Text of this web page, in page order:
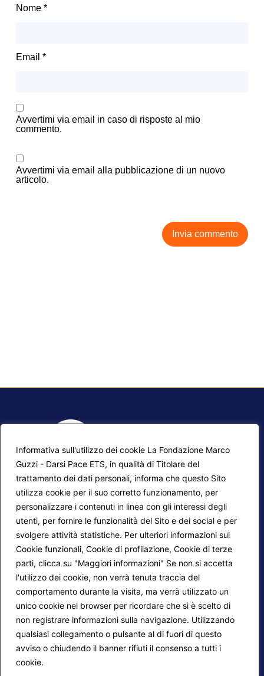
Informativa sull'utilizzo dei cookie La Fondazione Marco
Guzzi - Darsi Pace ETS, in qualità di Titolare del
trattamento dei dati personali, informa che questo Sito
utilizza cookie per il suo corretto funzionamento, per
personalizzare i contenuti in linea con gli interessi degli
utenti, per fornire le funzionalità del Sito e dei social e per
svolgere attività statistiche. Per ulteriori informazioni sui
Cookie funzionali, Cookie di profilazione, Cookie di terze
parti, clicca su "Maggiori informazioni" Se non si accetta
l'utilizzo dei cookie, non verrà tenuta traccia del
comportamento durante la visita, ma verrà utilizzato un
unico cookie nel browser per ricordare che si è scelto di
non registrare informazioni sulla navigazione. Utilizzando
qualsiasi collegamento o pulsante al di fuori di questo
avviso o chiudendo il banner rifiuti il consenso a tutti i
cookie.
Nome *
Email *
Avvertimi via email in caso di risposte al mio
commento.
Avvertimi via email alla pubblicazione di un nuovo
articolo.
Mappa del sito
Progetti Darsi Pace
Login redattori
Calendario corsi
Privacy Policy
Cookie Policy
Seguici su:
© 2026